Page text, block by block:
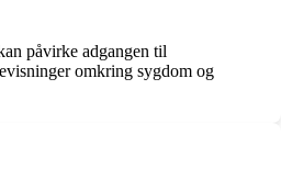
påvirke adgangen til
omkring sygdom og